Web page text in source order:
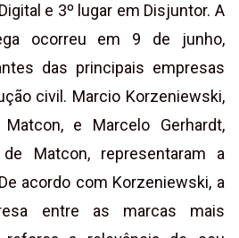
e 3º lugar em Disjuntor. A
ocorreu em 9 de junho,
das principais empresas
civil. Marcio Korzeniewski,
e Marcelo Gerhardt,
Matcon, representaram a
acordo com Korzeniewski, a
entre as marcas mais